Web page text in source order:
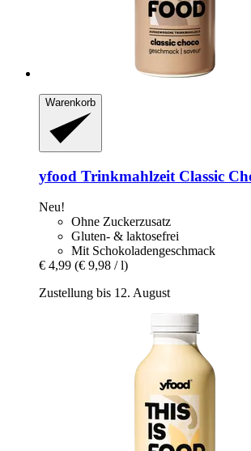
Warenkorb
yfood Trinkmahlzeit Classic
Neu!
Ohne Zuckerzusatz
Gluten- & laktosefrei
Mit Schokoladengeschmack
€ 4,99 (€ 9,98 / l)
Zustellung bis 12. August